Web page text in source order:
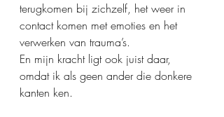
terugkomen bij zichzelf, het weer in
contact komen met emoties en het
verwerken van trauma’s.
En mijn kracht ligt ook juist daar,
omdat ik als geen ander die donkere
kanten ken.